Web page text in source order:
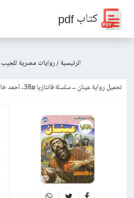
كتاب pdf
الرئيسية / روايات مصرية للجيب
تحميل رواية عينان – سلسلة فانتازيا #38- أحمد خالد توفيق | كتاب pdf